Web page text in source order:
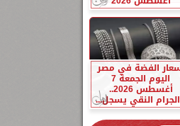
الفضة في مصر
اليوم الجمعة 7
أغسطس 2026..
النقي يسجل...